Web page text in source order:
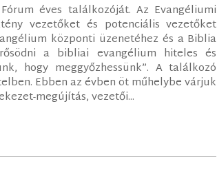
éves találkozóját. Az Evangéliumi
vezetőket és potenciális vezetőket
központi üzenetéhez és a Biblia
a bibliai evangélium hiteles és
hogy meggyőzhessünk”. A találkozó
Ebben az évben öt műhelybe várjuk
megújítás, vezetői...